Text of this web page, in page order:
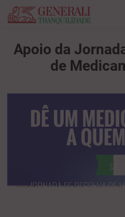
Apoio da
de